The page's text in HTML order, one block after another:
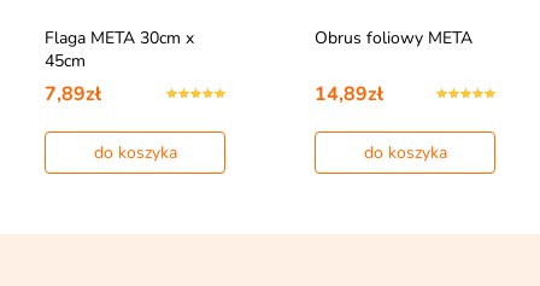
Flaga META 30cm x
45cm
7,89zł
do koszyka
Obrus foliowy META
14,89zł
do koszyka